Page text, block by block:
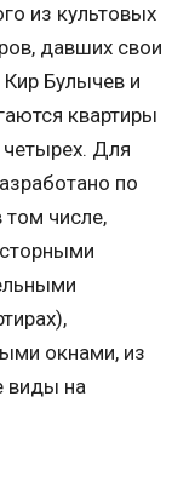
из культовых
давших свои
Булычев и
квартиры
Для
по
том числе,
окнами, из
виды на